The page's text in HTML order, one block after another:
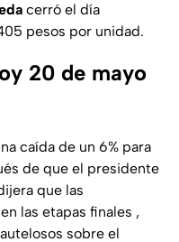
cerró el día
pesos por unidad.
20 de mayo
caída de un 6% para
de que el presidente
que las
las etapas finales ,
sobre el